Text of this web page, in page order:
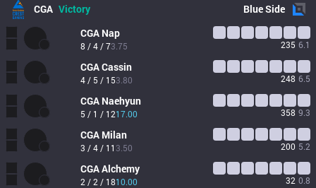
CGA Victory BlueSide
CGA Nap
8 / 4 / 73.75 235 6.1
CGACassin
4 / 5 / 153.80 248 6.5
CGA Naehyun
5 / 1 / 1217.00 358 9.3
CGA Milan
3 / 4 / 11 3.50 200 5.2
CGAAlchemy
2 / 2 / 1810.00 32 0.8